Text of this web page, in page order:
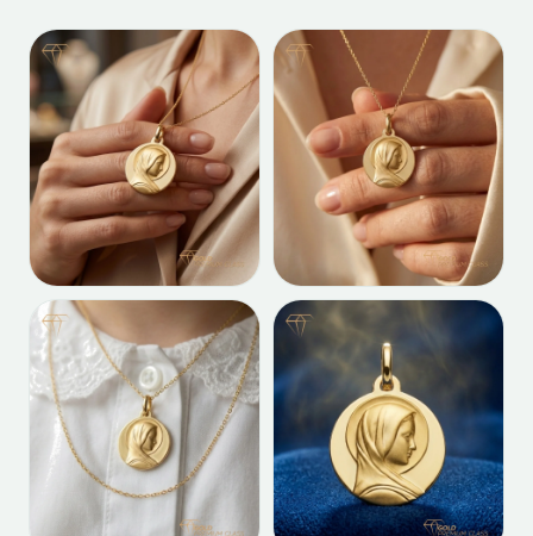
una medalla redonda de oro, combina la pureza iconográfica
con la elegancia del metal noble. El acabado que alterna
zonas lisas con zonas matizadas crea un juego de texturas
que aporta profundidad y sutileza a la pieza, haciéndola tan
reconocible como discreta.